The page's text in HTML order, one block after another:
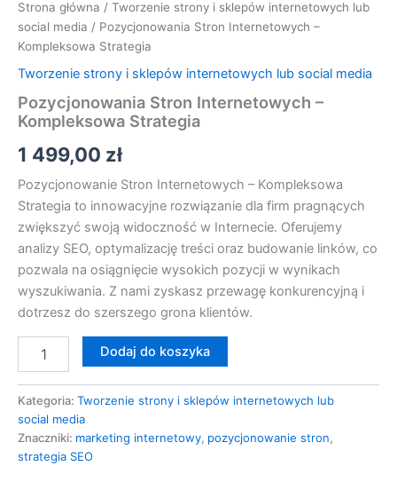
Strona główna / Tworzenie strony i sklepów internetowych lub
social media / Pozycjonowania Stron Internetowych –
Kompleksowa Strategia
Tworzenie strony i sklepów internetowych lub social media
Pozycjonowania Stron Internetowych –
Kompleksowa Strategia
1 499,00 zł
Pozycjonowanie Stron Internetowych – Kompleksowa
Strategia to innowacyjne rozwiązanie dla firm pragnących
zwiększyć swoją widoczność w Internecie. Oferujemy
analizy SEO, optymalizację treści oraz budowanie linków, co
pozwala na osiągnięcie wysokich pozycji w wynikach
wyszukiwania. Z nami zyskasz przewagę konkurencyjną i
dotrzesz do szerszego grona klientów.
Dodaj do koszyka
Kategoria: Tworzenie strony i sklepów internetowych lub
social media
Znaczniki: marketing internetowy, pozycjonowanie stron,
strategia SEO